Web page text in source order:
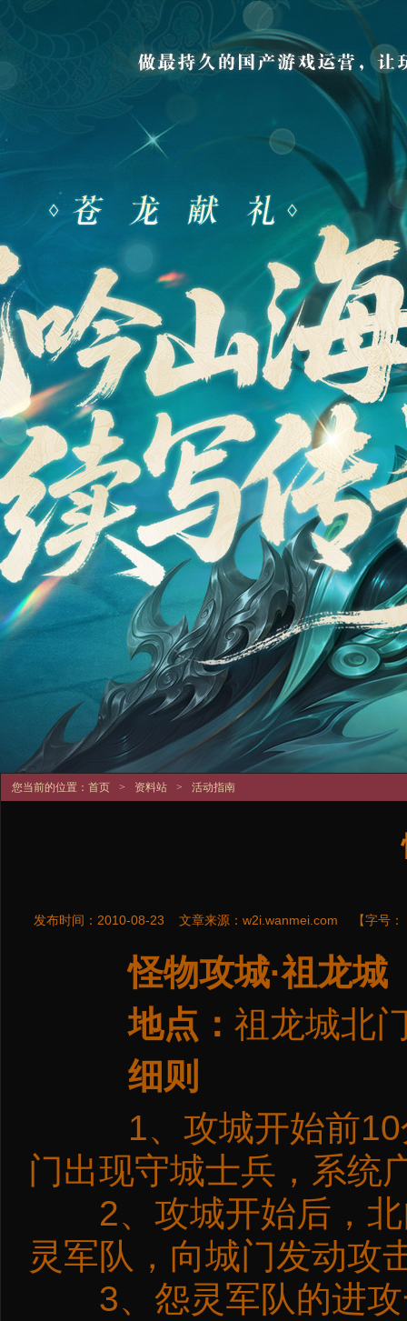
您当前的位置： 首页 > 资料站 > 活动指南
发布时间：2010-08-23 文章来源： w2i.wanmei.com 【字号：
怪物攻城·祖龙城
地点： 祖龙城北
细则
1、攻城开始前10
门出现守城士兵，系统
2、攻城开始后，北
灵军队，向城门发动攻
3、怨灵军队的进攻